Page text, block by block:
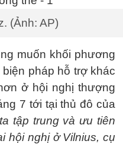
(Ảnh: AP)
muốn khối phương
pháp hỗ trợ khác
ở hội nghị thượng
7 tới tại thủ đô của
tập trung và ưu tiên
hội nghị ở Vilnius, cụ